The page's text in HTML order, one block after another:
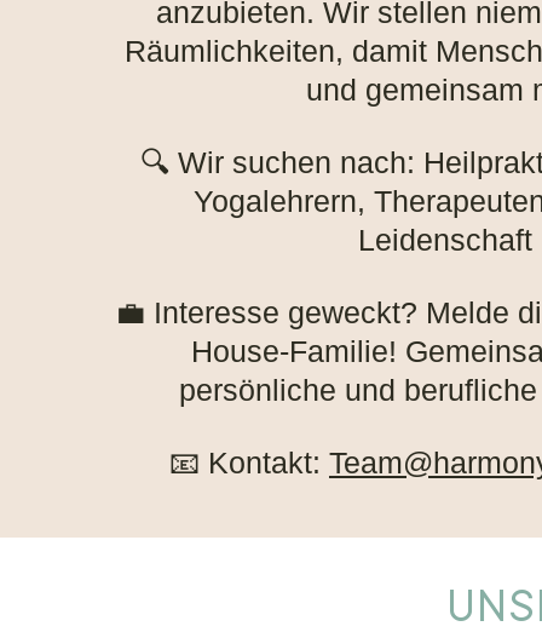
anzubieten. Wir stellen
Räumlichkeiten, damit
und gemeinsam
🔍 Wir suchen nach:
Yogalehrern,
💼 Interesse geweckt? Melde
House-Familie!
persönliche und
📧 Kontakt: